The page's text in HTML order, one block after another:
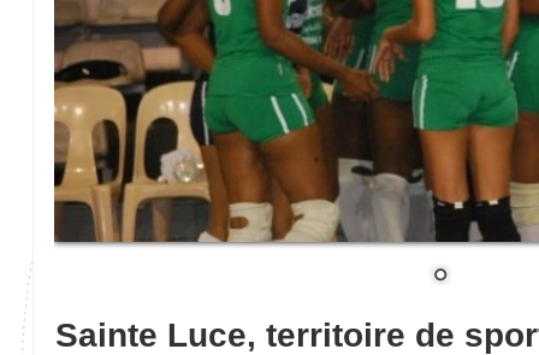
Sainte Luce, territoire de